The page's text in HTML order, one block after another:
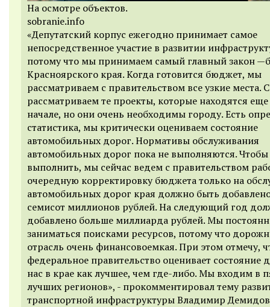
На осмотре объектов.
sobranie.info
«Депутатский корпус ежегодно принимает самое
непосредственное участие в развитии
потому что мы принимаем самый главный закон
Красноярского края. Когда готовится бюджет, мы
рассматриваем с правительством все узкие места.
рассматриваем те проекты, которые находятся
начале, но они очень необходимы городу. Есть
статистика, мы критически оцениваем состояние
автомобильных дорог. Нормативы обслуживания
автомобильных дорог пока не выполняются. Чтобы
выполнить, мы сейчас ведем с правительством
очередную корректировку бюджета только на
автомобильных дорог края должно быть
семисот миллионов рублей. На следующий год
добавлено больше миллиарда рублей. Мы
заниматься поисками ресурсов, потому что
отрасль очень финансовоемкая. При этом отмечу,
федеральное правительство оценивает состояние
нас в крае как лучшее, чем где-либо. Мы входим в
лучших регионов», - прокомментировалтему
транспортной инфраструктуры Владимир